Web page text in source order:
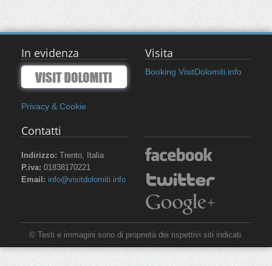
In evidenza
Privacy & Cookie
Visita
Booking VisitDolomiti.info
Contatti
Indirizzo: Trento, Italia
P.iva: 01838170221
Email: info@visitdolomiti.info
© Testi e immagini sono di proprietà dei rispettivi siti indicati.